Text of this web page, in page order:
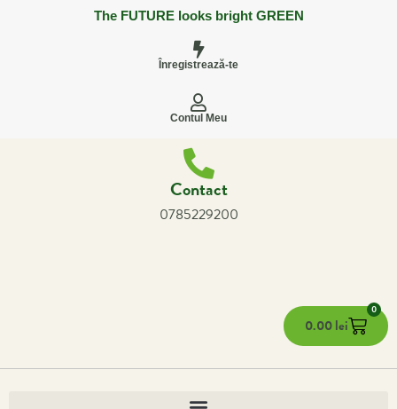
The FUTURE looks bright GREEN
Înregistrează-te
Contul Meu
Contact
0785229200
0.00lei
0